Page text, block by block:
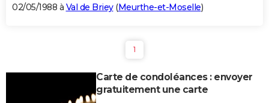
02/05/1988 à Val de Briey(Meurthe-et-Moselle)
1
Carte de condoléances : envoyer
gratuitement une carte